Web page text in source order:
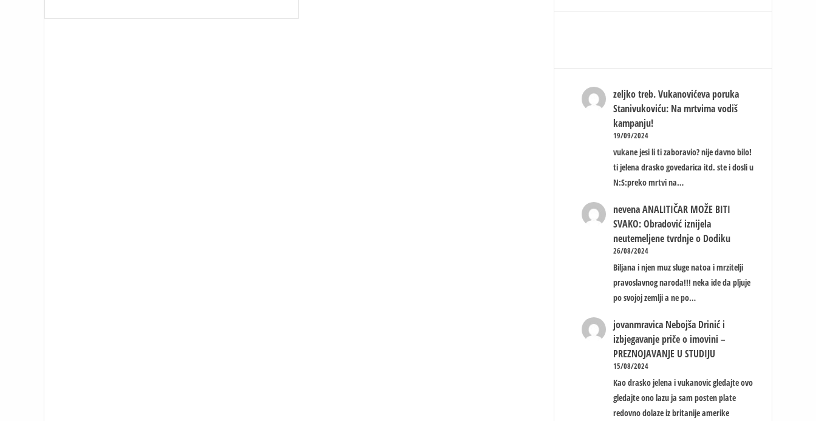
novi
zeljko treb. Vukanovićeva poruka
Stanivukoviću: Na mrtvima vodiš
kampanju!
19/09/2024
vukane jesi li ti zaboravio? nije davno bilo!
ti jelena drasko govedarica itd. ste i dosli u
N:S:preko mrtvi na…
nevena ANALITIČAR MOŽE BITI
SVAKO: Obradović iznijela
neutemeljene tvrdnje o Dodiku
26/08/2024
Biljana i njen muz sluge natoa i mrzitelji
pravoslavnog naroda!!! neka ide da pljuje
po svojoj zemlji a ne po…
jovanmravica Nebojša Drinić i
izbjegavanje priče o imovini –
PREZNOJAVANJE U STUDIJU
15/08/2024
Kao drasko jelena i vukanovic gledajte ovo
gledajte ono lazu ja sam posten plate
redovno dolaze iz britanije amerike